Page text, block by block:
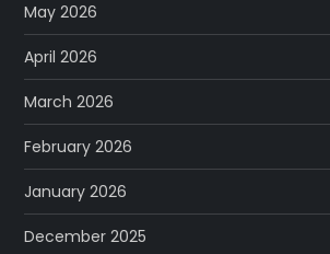
May 2026
April 2026
March 2026
February 2026
January 2026
December 2025